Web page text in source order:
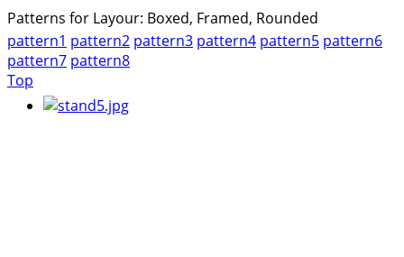
Patterns for Layour: Boxed, Framed, Rounded
pattern1 pattern2 pattern3 pattern4 pattern5 pattern6
pattern7 pattern8
Top